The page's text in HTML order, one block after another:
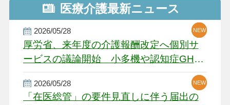
医療介護最新ニュース
2026/05/28
厚労省、来年度の介護報酬改定へ個別サ
ービスの議論開始 小多機や認知症GH、
厳しい経営環境に危機感
NEW
NEW
NEW
2026/05/28
「在医総管」の要件見直しに伴う届出の
NEW
NEW